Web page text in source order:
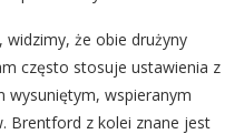
że obie drużyny
często stosuje ustawienia z
wysuniętym, wspieranym
Brentford z kolei znane jest